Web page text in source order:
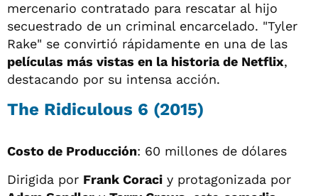
mercenario contratado para rescatar al hijo
secuestrado de un criminal encarcelado. "Tyler
Rake" se convirtió rápidamente en una de las
películas más vistas en la historia de Netflix,
destacando por su intensa acción.
The Ridiculous 6 (2015)
Costo de Producción: 60 millones de dólares
Dirigida por Frank Coraci y protagonizada por